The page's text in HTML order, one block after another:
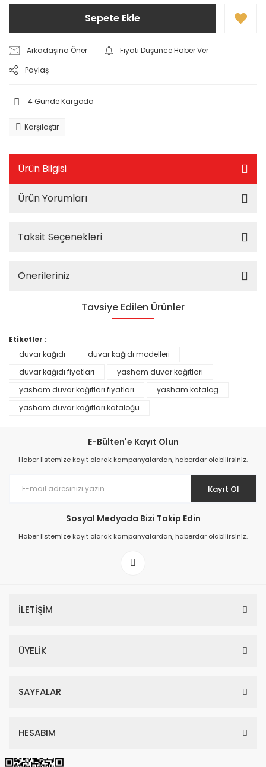
Sepete Ekle
Arkadaşına Öner
Fiyatı Düşünce Haber Ver
Paylaş
4 Günde Kargoda
Karşılaştır
Ürün Bilgisi
Ürün Yorumları
Taksit Seçenekleri
Önerileriniz
Tavsiye Edilen Ürünler
Prime ArtDECO Duvar Kağıdı Tutkalı 500 gr
199,00 TL
Etiketler :
duvar kağıdı
duvar kağıdı modelleri
duvar kağıdı fiyatları
yasham duvar kağıtları
yasham duvar kağıtları fiyatları
yasham katalog
yasham duvar kağıtları kataloğu
E-Bülten'e Kayıt Olun
Haber listemize kayıt olarak kampanyalardan, haberdar olabilirsiniz.
Kayıt Ol
Sosyal Medyada Bizi Takip Edin
Haber listemize kayıt olarak kampanyalardan, haberdar olabilirsiniz.
İLETİŞİM
ÜYELİK
SAYFALAR
HESABIM